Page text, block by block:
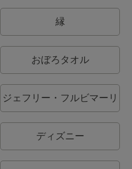
縁
おぼろタオル
ジェフリー・フルビマーリ
ディズニー